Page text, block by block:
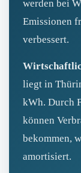
werden bei
Emissionen
verbessert.
liegt in
kWh. Durch
können
bekommen,
amortisiert.